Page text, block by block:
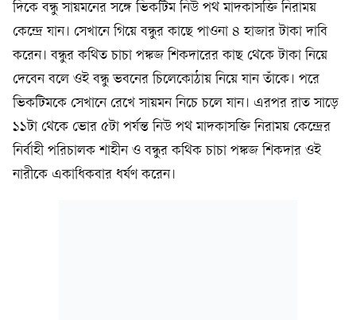
দিকে বন্ধু সায়মনের সঙ্গে ভিকটিম নিউ পথ মাদকাসক্তি নিরাময়
কেন্দ্রে যান। সেখানে গিয়ে বন্ধুর কাছে পাওনা ৪ হাজার টাকা দাবি
করেন। বন্ধুর কথিত চাচা পঙ্কজ শিকদারের কাছ থেকে টাকা নিয়ে
দেবেন বলে ওই বন্ধু ভবনের চিলেকোঠায় নিয়ে যান তাঁকে। পরে
ভিকটিমকে সেখানে রেখে সায়মন নিচে চলে যান। এরপর রাত সাড়ে
১১টা থেকে ভোর ৫টা পর্যন্ত নিউ পথ মাদকাসক্তি নিরাময় কেন্দ্রের
নির্বাহী পরিচালক শাহীন ও বন্ধুর কথিক চাচা পঙ্কজ শিকদার ওই
নারীকে একাধিকবার ধর্ষণ করেন।